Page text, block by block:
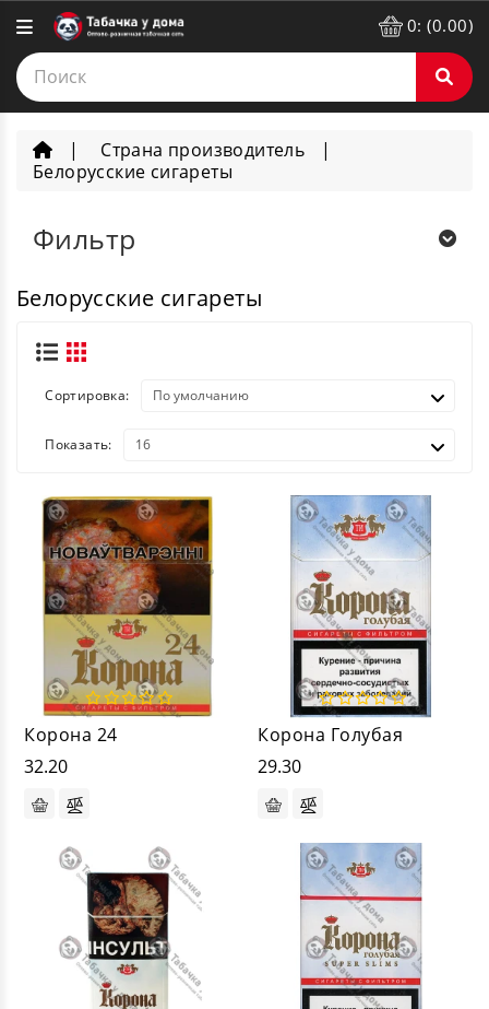
0: (0.00)
Страна производитель
Белорусские сигареты
Фильтр
Белорусские сигареты
Сортировка:
Показать:
Корона 24
32.20
Корона Голубая
29.30